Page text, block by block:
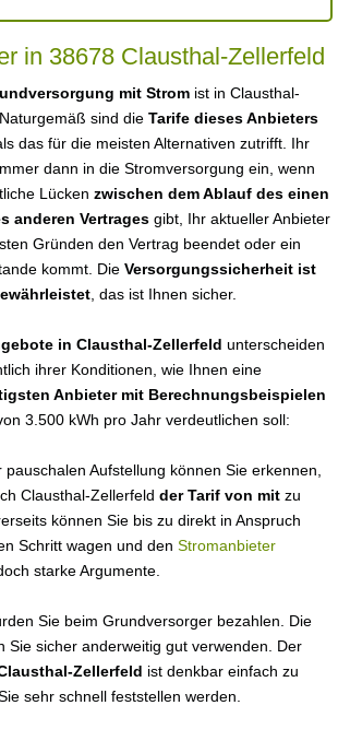
in 38678 Clausthal-Zellerfeld
mit Strom ist in Clausthal-
sind die Tarife dieses Anbieters
das für die meisten Alternativen zutrifft. Ihr
dann in die Stromversorgung ein, wenn
Lücken zwischen dem Ablauf des einen
anderen Vertrages gibt, Ihr aktueller Anbieter
Gründen den Vertrag beendet oder ein
kommt. Die Versorgungssicherheit ist
, das ist Ihnen sicher.
in Clausthal-Zellerfeld unterscheiden
ihrer Konditionen, wie Ihnen eine
Anbieter mit Berechnungsbeispielen
3.500 kWh pro Jahr verdeutlichen soll:
Aufstellung können Sie erkennen,
Clausthal-Zellerfeld der Tarif von mit zu
können Sie bis zu direkt in Anspruch
Schritt wagen und den Stromanbieter
starke Argumente.
Sie beim Grundversorger bezahlen. Die
Sie sicher anderweitig gut verwenden. Der
Zellerfeld ist denkbar einfach zu
sehr schnell feststellen werden.